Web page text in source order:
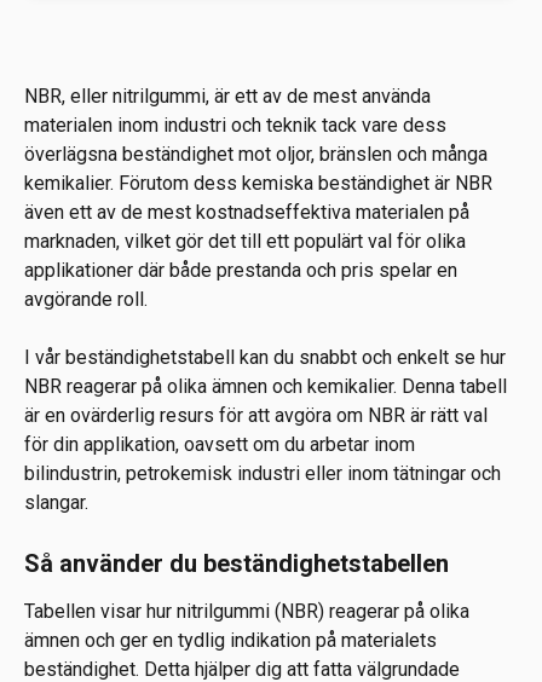
NBR, eller nitrilgummi, är ett av de mest använda
materialen inom industri och teknik tack vare dess
överlägsna beständighet mot oljor, bränslen och många
kemikalier. Förutom dess kemiska beständighet är NBR
även ett av de mest kostnadseffektiva materialen på
marknaden, vilket gör det till ett populärt val för olika
applikationer där både prestanda och pris spelar en
avgörande roll.
I vår beständighetstabell kan du snabbt och enkelt se hur
NBR reagerar på olika ämnen och kemikalier. Denna tabell
är en ovärderlig resurs för att avgöra om NBR är rätt val
för din applikation, oavsett om du arbetar inom
bilindustrin, petrokemisk industri eller inom tätningar och
slangar.
Så använder du beständighetstabellen
Tabellen visar hur nitrilgummi (NBR) reagerar på olika
ämnen och ger en tydlig indikation på materialets
beständighet. Detta hjälper dig att fatta välgrundade